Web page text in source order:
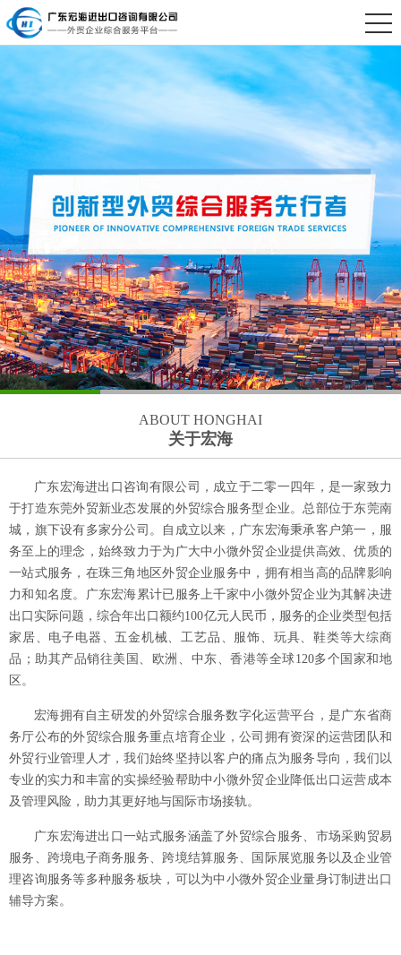
ABOUT HONGHAI
关于宏海
广东宏海进出口咨询有限公司，成立于二零一四年，是一家致力
于打造东莞外贸新业态发展的外贸综合服务型企业。总部位于东莞南
城，旗下设有多家分公司。自成立以来，广东宏海秉承客户第一，服
务至上的理念，始终致力于为广大中小微外贸企业提供高效、优质的
一站式服务，在珠三角地区外贸企业服务中，拥有相当高的品牌影响
力和知名度。广东宏海累计已服务上千家中小微外贸企业为其解决进
出口实际问题，综合年出口额约100亿元人民币，服务的企业类型包括
家居、电子电器、五金机械、工艺品、服饰、玩具、鞋类等大综商
品；助其产品销往美国、欧洲、中东、香港等全球120多个国家和地
区。
宏海拥有自主研发的外贸综合服务数字化运营平台，是广东省商
务厅公布的外贸综合服务重点培育企业，公司拥有资深的运营团队和
外贸行业管理人才，我们始终坚持以客户的痛点为服务导向，我们以
专业的实力和丰富的实操经验帮助中小微外贸企业降低出口运营成本
及管理风险，助力其更好地与国际市场接轨。
广东宏海进出口一站式服务涵盖了外贸综合服务、市场采购贸易
服务、跨境电子商务服务、跨境结算服务、国际展览服务以及企业管
理咨询服务等多种服务板块，可以为中小微外贸企业量身订制进出口
辅导方案。